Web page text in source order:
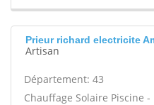
Prieur richard electricite
Artisan
Département: 43
Chauffage Solaire Piscine -